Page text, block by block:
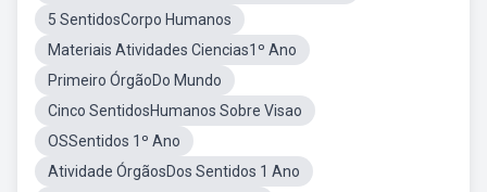
5 SentidosCorpo Humanos
Materiais Atividades Ciencias1º Ano
Primeiro ÓrgãoDo Mundo
Cinco SentidosHumanos Sobre Visao
OSSentidos 1º Ano
Atividade ÓrgãosDos Sentidos 1 Ano